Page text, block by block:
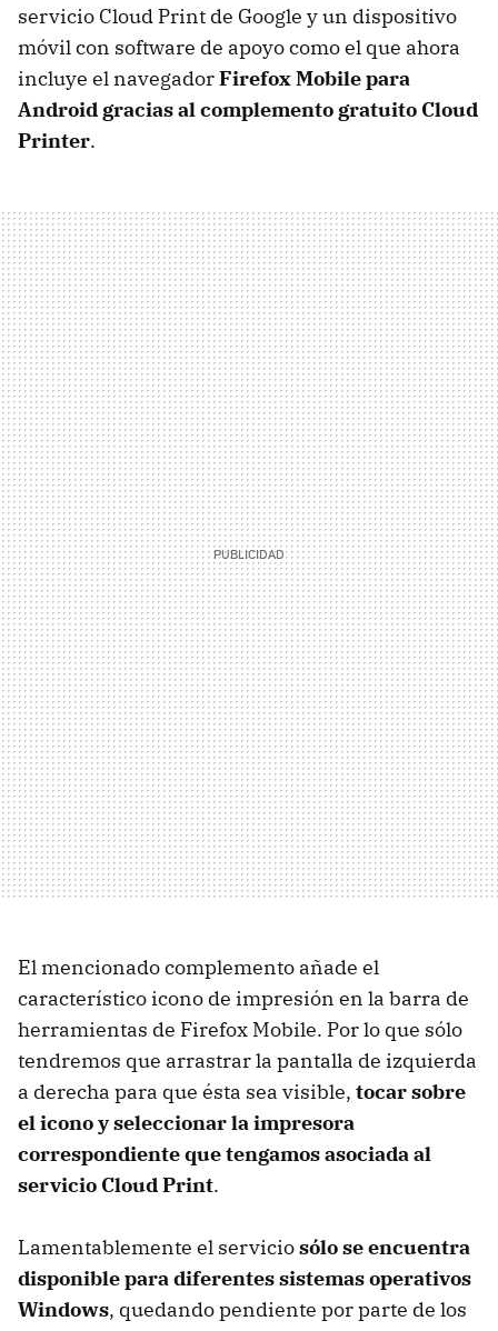
servicio Cloud Print de Google y un dispositivo
móvil con software de apoyo como el que ahora
incluye el navegadorFirefox Mobile para
Android gracias al complemento gratuito Cloud
Printer.
El mencionado complemento añade el
característico icono de impresión en la barra de
herramientas de Firefox Mobile. Por lo que sólo
tendremos que arrastrar la pantalla de izquierda
a derecha para que ésta sea visible, tocar sobre
el icono y seleccionar la impresora
correspondiente que tengamos asociada al
servicio Cloud Print.
Lamentablemente el serviciosólo se encuentra
disponible para diferentes sistemas operativos
Windows, quedando pendiente por parte de los